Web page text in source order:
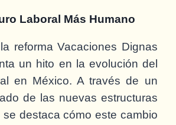
Laboral Más Humano
reforma Vacaciones Dignas
un hito en la evolución del
en México. A través de un
de las nuevas estructuras
destaca cómo este cambio